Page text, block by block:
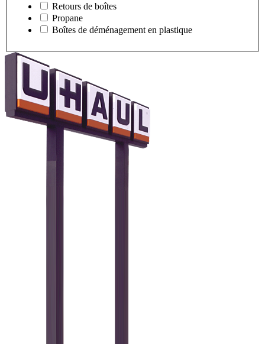
Retours de boîtes
Propane
Boîtes de déménagement en plastique